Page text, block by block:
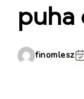
puha
finomlesz